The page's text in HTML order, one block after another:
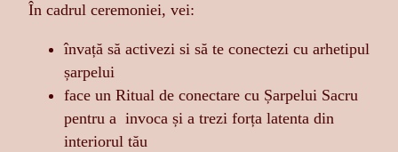
În cadrul ceremoniei, vei:
învață să activezi si să te conectezi cu arhetipul
șarpelui
face un Ritual de conectare cu Șarpelui Sacru
pentru a invoca și a trezi forța latenta din
interiorul tău